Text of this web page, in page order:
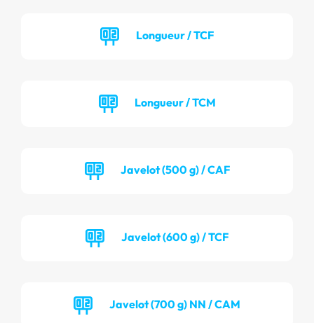
Longueur / TCF
Longueur / TCM
Javelot (500 g) / CAF
Javelot (600 g) / TCF
Javelot (700 g) NN / CAM